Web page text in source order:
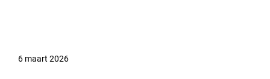
6 maart 2026